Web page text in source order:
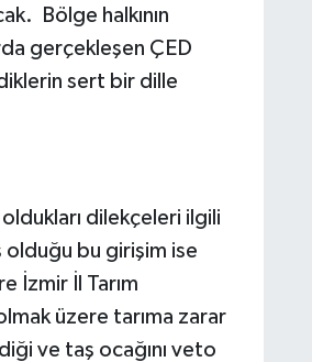
Bölge halkının
gerçekleşen ÇED
sert bir dille
dilekçeleri ilgili
olduğu bu girişim ise
İzmir İl Tarım
üzere tarıma zarar
ve taş ocağını veto